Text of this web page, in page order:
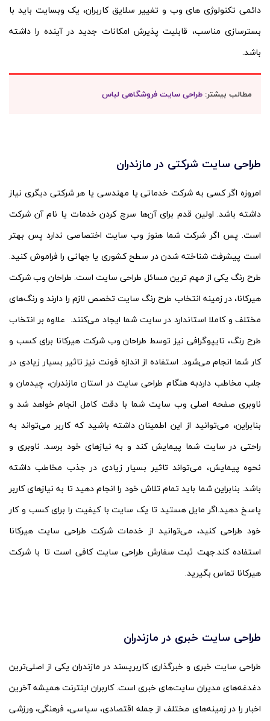
دائمی تکنولوژی های وب و تغییر سلایق کاربران، یک وبسایت باید با
بسترسازی مناسب، قابلیت پذیرش امکانات جدید در آینده را داشته
باشد.
مطالب بیشتر: طراحی سایت فروشگاهی لباس
طراحی سایت شرکتی در مازندران
امروزه اگر کسی به شرکت خدماتی یا مهندسی یا هر شرکتی دیگری نیاز
داشته باشد. اولین قدم برای آن‌ها سرچ کردن خدمات یا نام آن شرکت
است. پس اگر شرکت شما هنوز وب سایت اختصاصی ندارد پس بهتر
است پیشرفت شناخته شدن در سطح کشوری یا جهانی را فراموش کنید.
طرح رنگ یکی از مهم ترین مسائل طراحی سایت است. طراحان وب شرکت
هیرکانا، در زمینه انتخاب طرح رنگ سایت تخصص لازم را دارند و رنگ‌های
مختلف و کاملا استاندارد در سایت شما ایجاد می‌کنند. علاوه بر انتخاب
طرح رنگ، تایپوگرافی نیز توسط طراحان وب شرکت هیرکانا برای کسب و
کار شما انجام می‌شود. استفاده از اندازه فونت نیز تاثیر بسیار زیادی در
جلب مخاطب داردبه هنگام طراحی سایت در استان مازندران، چیدمان و
ناوبری صفحه اصلی وب سایت شما با دقت کامل انجام خواهد شد و
بنابراین، می‌توانید از این اطمینان داشته باشید که کاربر می‌تواند به
راحتی در سایت شما پیمایش کند و به نیازهای خود برسد. ناوبری و
نحوه پیمایش، می‌تواند تاثیر بسیار زیادی در جذب مخاطب داشته
باشد. بنابراین شما باید تمام تلاش خود را انجام دهید تا به نیازهای کاربر
پاسخ دهید.اگر مایل هستید تا یک سایت با کیفیت را برای کسب و کار
خود طراحی کنید، می‌توانید از خدمات شرکت طراحی سایت هیرکانا
استفاده کند.جهت ثبت سفارش طراحی سایت کافی است تا با شرکت
هیرکانا تماس بگیرید.
طراحی سایت خبری در مازندران
طراحی سایت خبری و خبرگذاری کاربرپسند در مازندران یکی از اصلی‌ترین
دغدغه‌های مدیران سایت‌های خبری است. کاربران اینترنت همیشه آخرین
اخبار را در زمینه‌های مختلف از جمله اقتصادی، سیاسی، فرهنگی، ورزشی